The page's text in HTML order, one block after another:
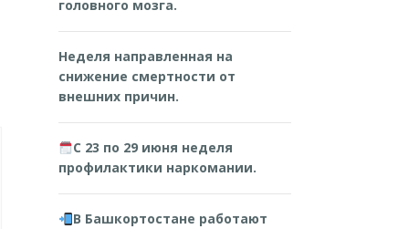
головного мозга.
Неделя направленная на
снижение смертности от
внешних причин.
С 23 по 29 июня неделя
профилактики наркомании.
В Башкортостане работают